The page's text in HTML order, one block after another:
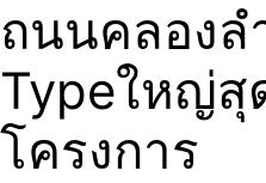
ถนนคลองล
Typeใหญ่สุ
โครงการ